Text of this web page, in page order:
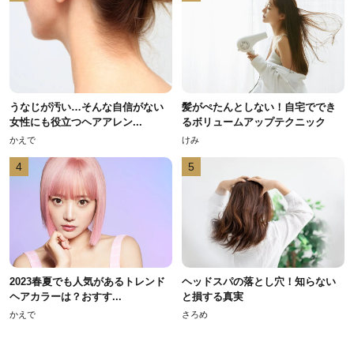
うなじが汚い…そんな自信がない
女性にも役立つヘアアレン...
かえで
髪がぺたんとしない！自宅ででき
るボリュームアップテクニック
けみ
4
2023春夏でも人気があるトレンド
ヘアカラーは？おすす...
かえで
5
ヘッドスパの落とし穴！知らない
と損する真実
さろめ